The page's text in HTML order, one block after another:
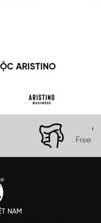
ARISTINO
Free
NAM